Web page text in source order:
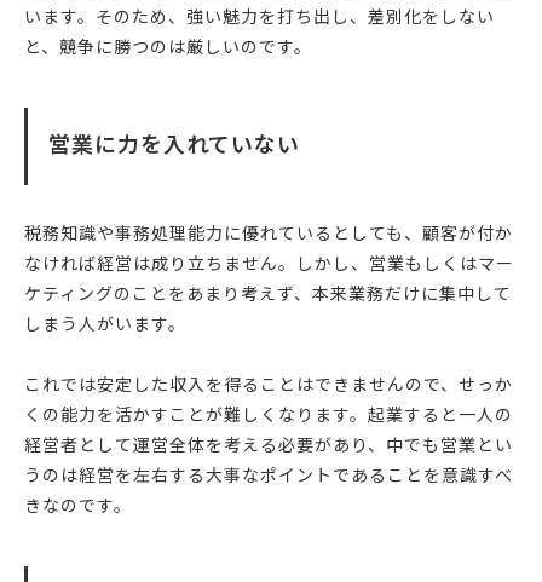
います。そのため、強い魅力を打ち出し、差別化をしない
と、競争に勝つのは厳しいのです。
営業に力を入れていない
税務知識や事務処理能力に優れているとしても、顧客が付か
なければ経営は成り立ちません。しかし、営業もしくはマー
ケティングのことをあまり考えず、本来業務だけに集中して
しまう人がいます。
これでは安定した収入を得ることはできませんので、せっか
くの能力を活かすことが難しくなります。起業すると一人の
経営者として運営全体を考える必要があり、中でも営業とい
うのは経営を左右する大事なポイントであることを意識すべ
きなのです。